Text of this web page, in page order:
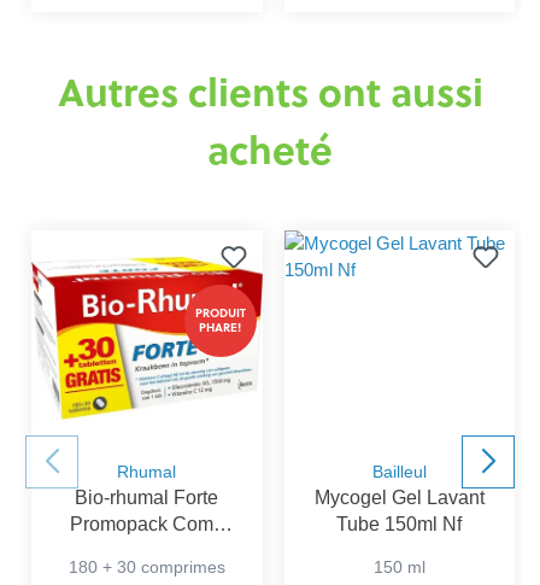
Autres clients ont aussi
acheté
PRODUIT
PHARE!
Rhumal
Bio-rhumal Forte
Promopack Comp
180 + 30 comprimes
Bailleul
Mycogel Gel Lavant
Tube 150ml Nf
150 ml